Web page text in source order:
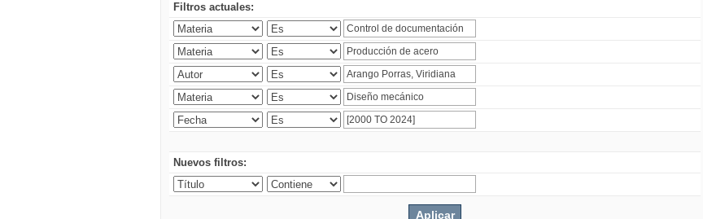
Filtros actuales:
Nuevos filtros: